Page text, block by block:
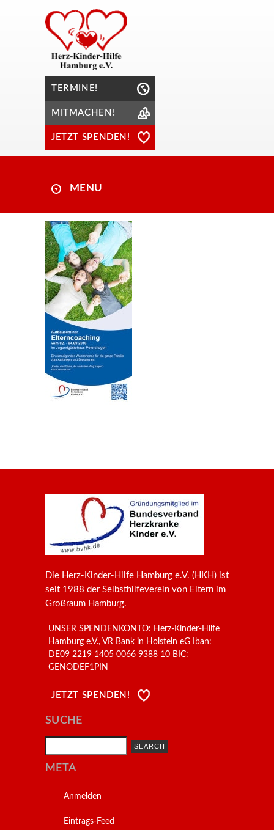
TERMINE!
MITMACHEN!
JETZT SPENDEN!
MENU
Die Herz-Kinder-Hilfe Hamburg e.V. (HKH) ist
seit 1988 der Selbsthilfeverein von Eltern im
Großraum Hamburg.
UNSER SPENDENKONTO: Herz-Kinder-Hilfe
Hamburg e.V., VR Bank in Holstein eG Iban:
DE09 2219 1405 0066 9388 10 BIC:
GENODEF1PIN
JETZT SPENDEN!
SUCHE
META
Anmelden
Eintrags-Feed